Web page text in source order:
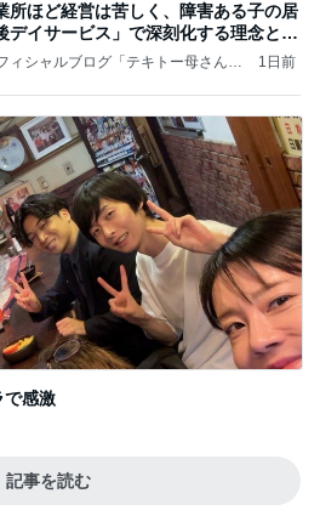
所ほど経営は苦しく、障害ある子の居
デイサービス」で深刻化する理念と現
ィシャルブログ「テキトー母さんの
1日前
で感激
記事を読む